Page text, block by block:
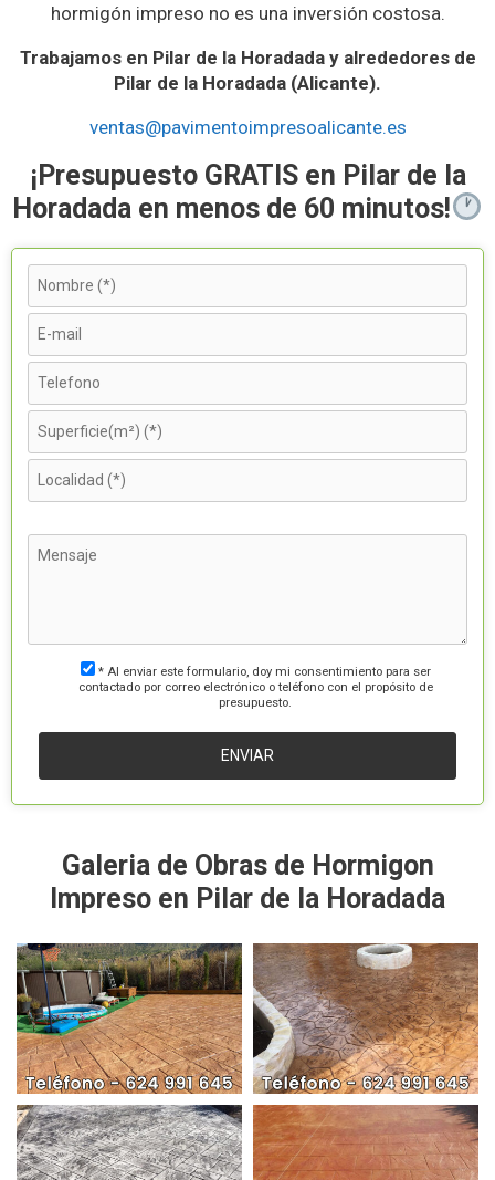
hormigón impreso no es una inversión costosa.
Trabajamos en Pilar de la Horadada y alrededores de
Pilar de la Horadada (Alicante).
ventas@pavimentoimpresoalicante.es
¡Presupuesto GRATIS en Pilar de la
Horadada en menos de 60 minutos!
* Al enviar este formulario, doy mi consentimiento para ser
contactado por correo electrónico o teléfono con el propósito de
presupuesto.
Galeria de Obras de Hormigon
Impreso en Pilar de la Horadada